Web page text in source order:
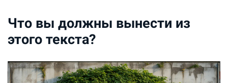
Что вы должны вынести из
этого текста?